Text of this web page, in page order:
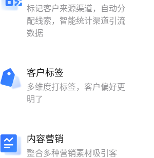
标记客户来源渠道，自动分
配线索，智能统计渠道引流
数据
客户标签
多维度打标签，客户偏好更
明了
内容营销
整合多种营销素材吸引客